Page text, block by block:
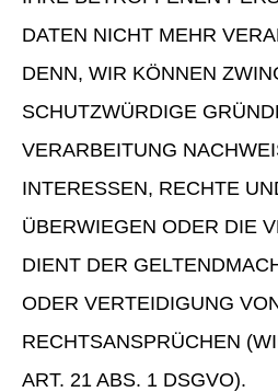
DATEN NICHT MEHR
DENN, WIR KÖNNEN
SCHUTZWÜRDIGE
VERARBEITUNG
INTERESSEN, RECHTE
ÜBERWIEGEN ODER DIE
DIENT DER
ODER VERTEIDIGUNG
RECHTSANSPRÜCHEN
ART. 21 ABS. 1 DSGVO).